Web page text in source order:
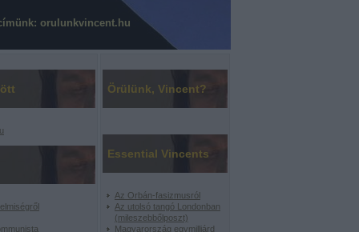
orulunkvincent.hu
Örülünk, Vincent?
Essential Vincents
Az Orbán-fasizmusról
Az utolsó tangó Londonban
(mileszebbőlposzt)
Magyarország egymilliárd